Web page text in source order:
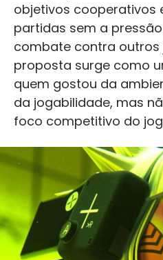
objetivos cooperativos
partidas sem a
combate contra outros
proposta surge como
quem gostou da
da jogabilidade, mas
foco competitivo do